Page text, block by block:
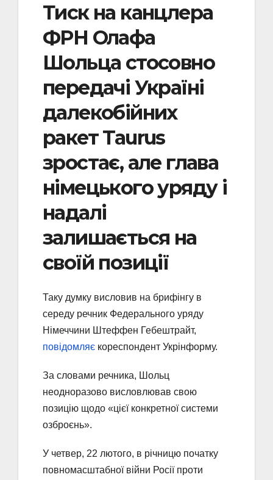
Тиск на канцлера
ФРН Олафа
Шольца стосовно
передачі Україні
далекобійних
ракет Taurus
зростає, але глава
німецького уряду і
надалі
залишається на
своїй позиції
Таку думку висловив на брифінгу в
середу речник Федерального уряду
Німеччини Штеффен Гебештрайт,
повідомляє кореспондент Укрінформу.
За словами речника, Шольц
неодноразово висловлював свою
позицію щодо «цієї конкретної системи
озброєнь».
У четвер, 22 лютого, в річницю початку
повномасштабної війни Росії проти